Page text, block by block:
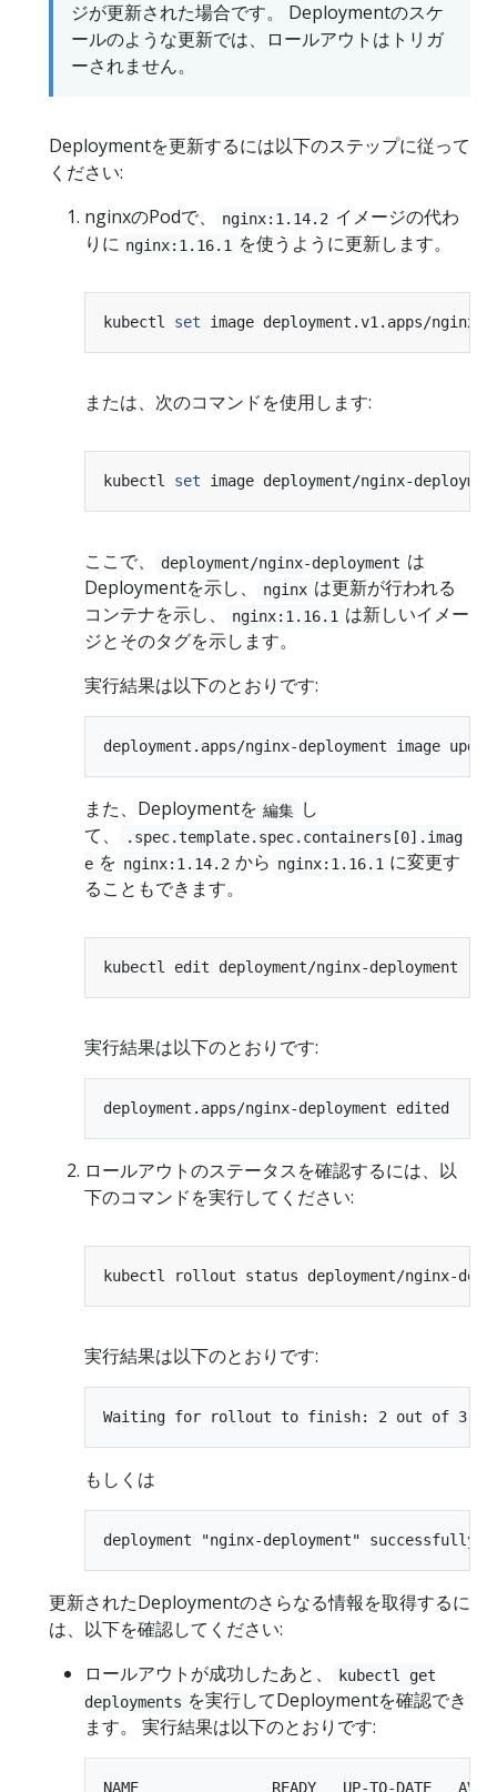
ジが更新された場合です。 Deploymentのスケ
ールのような更新では、ロールアウトはトリガ
ーされません。
Deploymentを更新するには以下のステップに従って
ください:
nginxのPodで、
nginx:1.14.2 イメージの代わ
りに nginx:1.16.1 を使うように更新します。
kubectl set image deployment.v1.apps/nginx-
または、次のコマンドを使用します:
kubectl set image deployment/nginx-
ここで、 deployment/nginx-deployment は
Deploymentを示し、
nginx は更新が行われる
コンテナを示し、
nginx:1.16.1 は新しいイメー
ジとそのタグを示します。
実行結果は以下のとおりです:
また、Deploymentを 編集 し
て、
.spec.template.spec.containers[0].imag
e を nginx:1.14.2 から nginx:1.16.1 に変更す
ることもできます。
実行結果は以下のとおりです:
ロールアウトのステータスを確認するには、以
下のコマンドを実行してください:
実行結果は以下のとおりです:
もしくは
更新されたDeploymentのさらなる情報を取得するに
は、以下を確認してください:
ロールアウトが成功したあと、
kubectl get
deployments を実行してDeploymentを確認でき
ます。 実行結果は以下のとおりです:
NAME               READY   UP-TO-DATE